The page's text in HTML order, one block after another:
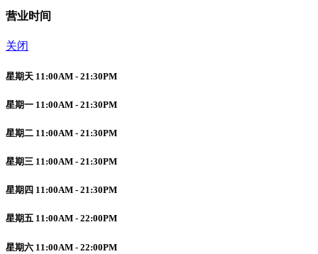
营业时间
关闭
星期天 11:00AM - 21:30PM
星期一 11:00AM - 21:30PM
星期二 11:00AM - 21:30PM
星期三 11:00AM - 21:30PM
星期四 11:00AM - 21:30PM
星期五 11:00AM - 22:00PM
星期六 11:00AM - 22:00PM